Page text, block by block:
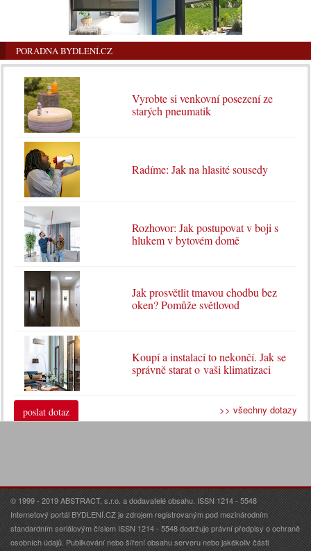
PORADNA BYDLENÍ.CZ
Vyrobte si venkovní posezení ze
starých pneumatik
Radíme: Jak na hlasité sousedy
Rozhovor: Jak postupovat v boji s
hlukem v bytovém domě
Jak prosvětlit tmavou chodbu bez
oken? Pomůže světlovod
Koupí a instalací to nekončí. Jak se
správně starat o vaši klimatizaci
poslat dotaz >> všechny dotazy
© 1999 - 2019 ABSTRACT, s.r.o. a dodavatelé obsahu. ISSN 1214 - 5548
Internetový portál BYDLENÍ.CZ je zdrojem registrovaným pod mezinárodním
standardním seriálovým číslem ISSN 1214 - 5548 dodržuje právní předpisy o ochraně
osobních údajů. Publikování nebo šíření obsahu serveru nebo jakékoliv části